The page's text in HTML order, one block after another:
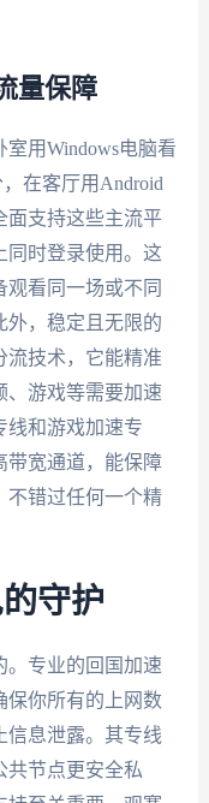
量保障
用Windows电脑看
在客厅用Android
面支持这些主流平
同时登录使用。这
看同一场或不同
外，稳定且无限的
流技术，它能精准
、游戏等需要加速
线和游戏加速专
带宽通道，能保障
不错过任何一个精
守护
。专业的回国加速
保你所有的上网数
信息泄露。其专线
共节点更安全私